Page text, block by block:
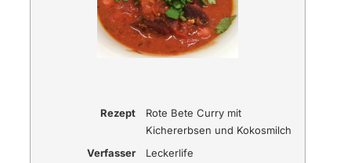
Rezept
Rote Bete Curry mit
Kichererbsen und Kokosmilch
Verfasser
Leckerlife